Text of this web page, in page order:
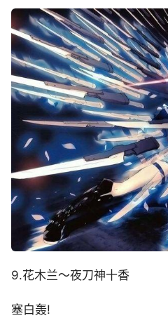
9.花木兰～夜刀神十香
塞白轰!